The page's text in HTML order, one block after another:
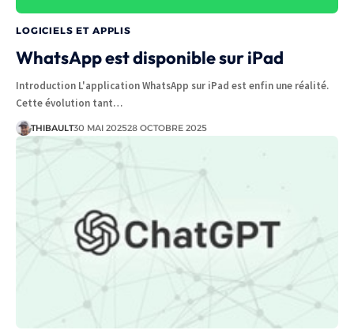
LOGICIELS ET APPLIS
WhatsApp est disponible sur iPad
Introduction L'application WhatsApp sur iPad est enfin une réalité.
Cette évolution tant…
THIBAULT30 MAI 202528 OCTOBRE 2025